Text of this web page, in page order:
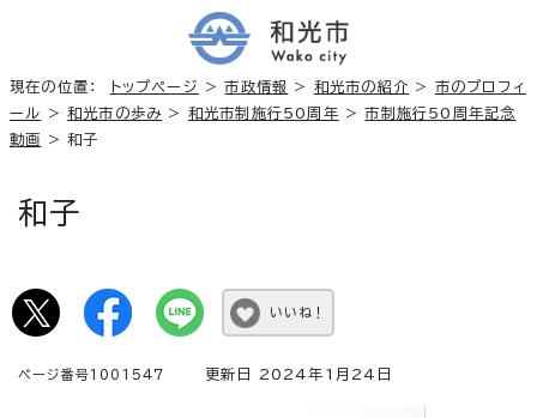
現在の位置： トップページ >市政情報 > 和光市の紹介 > 市のプロフィ
ール
>和光市の歩み > 和光市制施行50周年 >市制施行50周年記念
動画
> 和子
和子
いいね！
ページ番号1001547 更新日 2024年1月24日